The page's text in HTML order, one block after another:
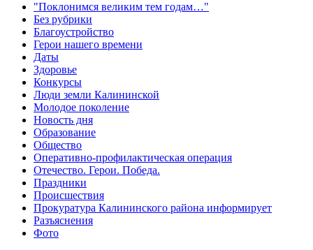
"Поклонимся великим тем годам…"
Без рубрики
Благоустройство
Герои нашего времени
Даты
Здоровье
Конкурсы
Люди земли Калининской
Молодое поколение
Новость дня
Образование
Общество
Оперативно-профилактическая операция
Отечество. Герои. Победа.
Праздники
Происшествия
Прокуратура Калининского района информирует
Разъяснения
Фото